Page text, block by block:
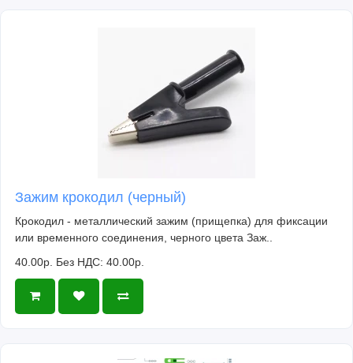
Зажим крокодил (черный)
Крокодил - металлический зажим (прищепка) для фиксации
или временного соединения, черного цвета Заж..
40.00р. Без НДС: 40.00р.